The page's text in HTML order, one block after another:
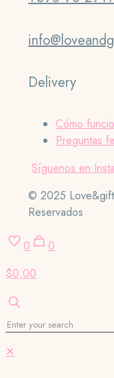
Delivery
Cómo
Preguntas
Síguenos en
© 2025
Reservados
0
0
$0,00
✕